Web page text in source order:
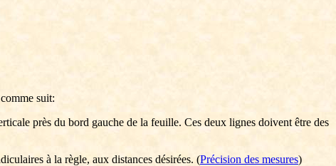
suit:
près du bord gauche de la feuille. Ces deux lignes doivent être des
à la règle, aux distances désirées. (Précision des mesures)